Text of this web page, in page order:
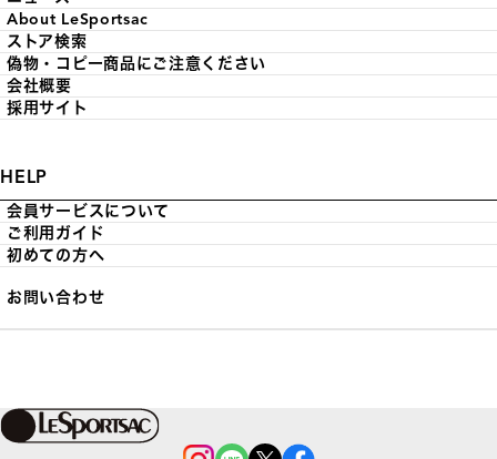
About LeSportsac
ストア検索
偽物・コピー商品にご注意ください
会社概要
採用サイト
HELP
会員サービスについて
ご利用ガイド
初めての方へ
お問い合わせ